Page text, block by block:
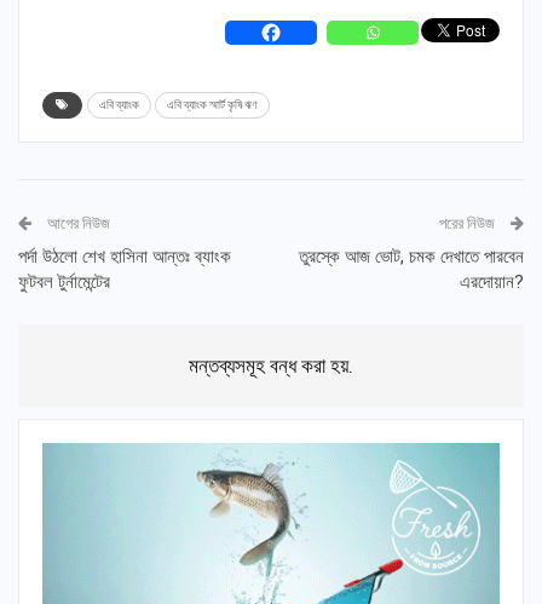
এবি ব্যাংক এবি ব্যাংক স্মার্ট কৃষি ঋণ
আগের নিউজ
পর্দা উঠলো শেখ হাসিনা আন্তঃ ব্যাংক
ফুটবল টুর্নামেন্টের
পরের নিউজ
তুরস্কে আজ ভোট, চমক দেখাতে পারবেন
এরদোয়ান?
মন্তব্যসমূহ বন্ধ করা হয়.